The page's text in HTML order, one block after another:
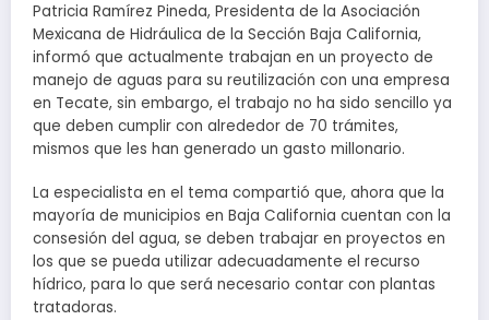
Patricia Ramírez Pineda, Presidenta de la Asociación
Mexicana de Hidráulica de la Sección Baja California,
informó que actualmente trabajan en un proyecto de
manejo de aguas para su reutilización con una empresa
en Tecate, sin embargo, el trabajo no ha sido sencillo ya
que deben cumplir con alrededor de 70 trámites,
mismos que les han generado un gasto millonario.
La especialista en el tema compartió que, ahora que la
mayoría de municipios en Baja California cuentan con la
consesión del agua, se deben trabajar en proyectos en
los que se pueda utilizar adecuadamente el recurso
hídrico, para lo que será necesario contar con plantas
tratadoras.